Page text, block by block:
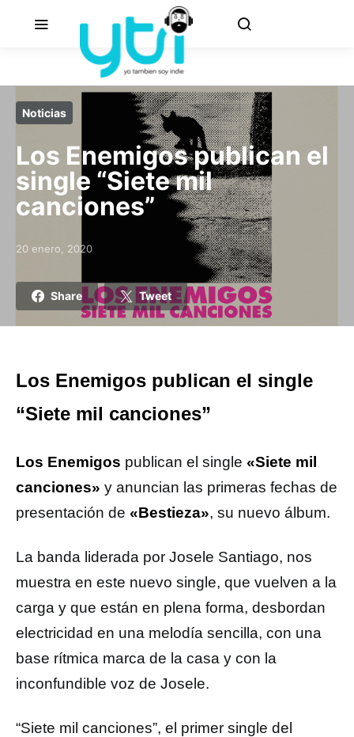
Noticias
Los Enemigos publican el
single “Siete mil
canciones”
Posted on
20 enero, 2020
Share Tweet
Los Enemigos publican el single
“Siete mil canciones”
Los Enemigos publican el single «Siete mil
canciones» y anuncian las primeras fechas de
presentación de «Bestieza», su nuevo álbum.
La banda liderada por Josele Santiago, nos
muestra en este nuevo single, que vuelven a la
carga y que están en plena forma, desbordan
electricidad en una melodía sencilla, con una
base rítmica marca de la casa y con la
inconfundible voz de Josele.
“Siete mil canciones”, el primer single del